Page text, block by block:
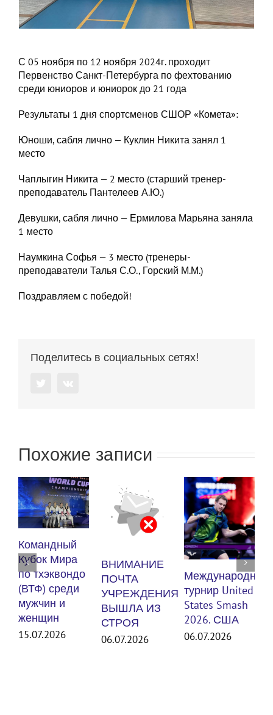
С 05 ноября по 12 ноября 2024г. проходит
Первенство Санкт-Петербурга по фехтованию
среди юниоров и юниорок до 21 года
Результаты 1 дня спортсменов СШОР «Комета»:
Юноши, сабля лично — Куклин Никита занял 1
место
Чаплыгин Никита — 2 место (старший тренер-
преподаватель Пантелеев А.Ю.)
Девушки, сабля лично — Ермилова Марьяна заняла
1 место
Наумкина Софья — 3 место (тренеры-
преподаватели Талья С.О., Горский М.М.)
Поздравляем с победой!
Поделитесь в социальных сетях!
Похожие записи
Командный
Кубок Мира
по тхэквондо
(ВТФ) среди
мужчин и
женщин
15.07.2026
ВНИМАНИЕ
ПОЧТА
УЧРЕЖДЕНИЯ
ВЫШЛА ИЗ
СТРОЯ
06.07.2026
Международный
турнир United
States Smash
2026. США
06.07.2026